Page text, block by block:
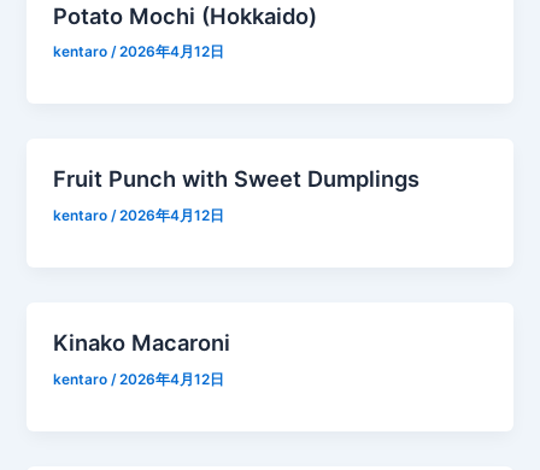
Potato Mochi (Hokkaido)
kentaro/2026年4月12日
Fruit Punch with Sweet Dumplings
kentaro/2026年4月12日
Kinako Macaroni
kentaro/2026年4月12日